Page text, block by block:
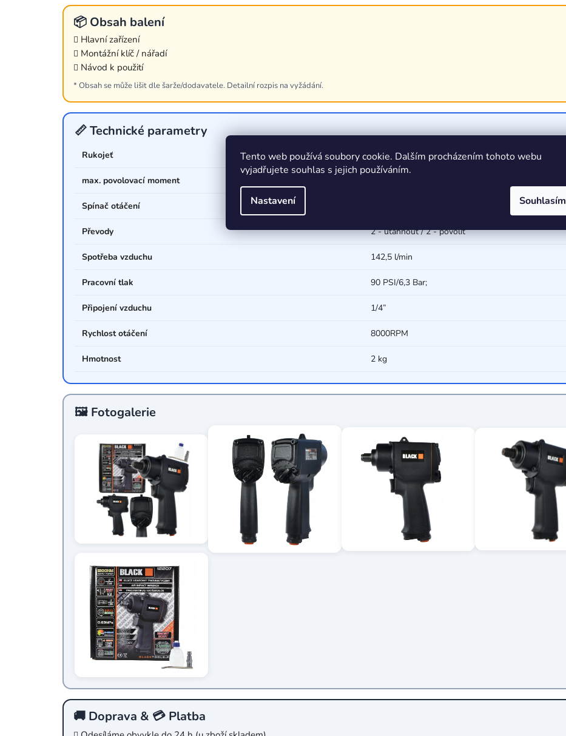
Tento web používá soubory cookie. Dalším procházením tohoto webu
vyjadřujete souhlas s jejich používáním.
Nastavení Souhlasím
📦 Obsah balení
Hlavní zařízení
Montážní klíč / nářadí
Návod k použití
* Obsah se může lišit dle šarže/dodavatele. Detailní rozpis na vyžádání.
📏 Technické parametry
Rukojeť 1/2"
max. povolovací moment
Spínač otáčení
Převody 2 - utáhnout / 2 - povolit
Spotřeba vzduchu 142,5 l/min
Pracovní tlak 90 PSI/6,3 Bar;
Připojení vzduchu 1/4”
Rychlost otáčení 8000RPM
Hmotnost 2 kg
🖼️ Fotogalerie
🚚 Doprava & 💳 Platba